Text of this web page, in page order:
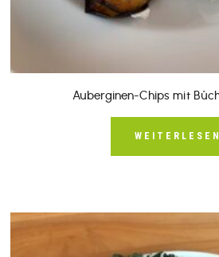
Auberginen-Chips mit
WEITERLESEN